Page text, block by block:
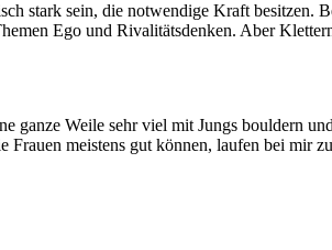
stark sein, die notwendige Kraft besitzen.
Ego und Rivalitätsdenken. Aber
ganze Weile sehr viel mit Jungs bouldern
meistens gut können, laufen bei mir